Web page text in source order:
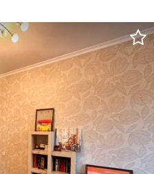
(за техпаспортом): •
м² • Кухня -8,5 м² • Коридор
стель — 2,80 м • Загальна
та зручне-дві окремі
великий санвузол.
за 2–3 тижні та
місто з соснами, чистим
зелена локація для
• Фора-4 хвилини пішки •
пішки • Пряма електричка
До Київського цирку без
до угоди. Без комісії.
06******13 Максим Тільки